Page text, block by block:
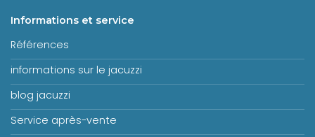
Informations et service
Références
informations sur le jacuzzi
blog jacuzzi
Service après-vente